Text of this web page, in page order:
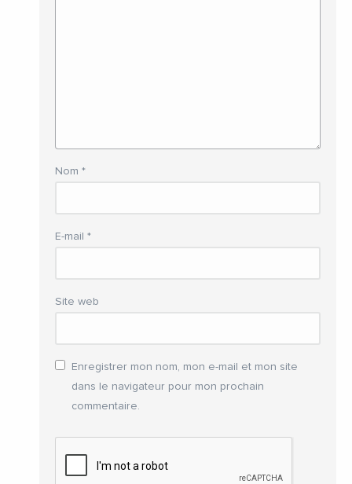
Nom *
E-mail *
Site web
Enregistrer mon nom, mon e-mail et mon site
dans le navigateur pour mon prochain
commentaire.